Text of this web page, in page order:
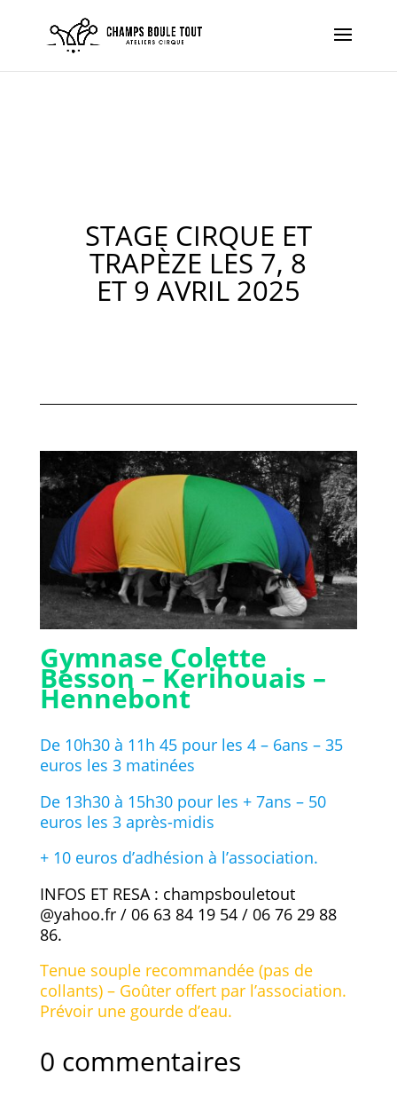
STAGE CIRQUE ET
TRAPÈZE LES 7, 8
ET 9 AVRIL 2025
Gymnase Colette
Besson – Kerihouais –
Hennebont
De 10h30 à 11h 45 pour les 4 – 6ans – 35
euros les 3 matinées
De 13h30 à 15h30 pour les + 7ans – 50
euros les 3 après-midis
+ 10 euros d’adhésion à l’association.
INFOS ET RESA : champsbouletout
@yahoo.fr / 06 63 84 19 54 / 06 76 29 88
86.
Tenue souple recommandée (pas de
collants) – Goûter offert par l’association.
Prévoir une gourde d’eau.
0 commentaires